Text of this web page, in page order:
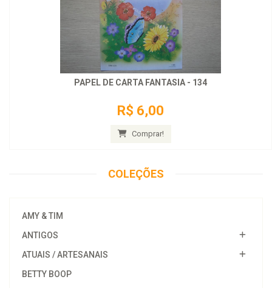
PAPEL DE CARTA FANTASIA - 134
R$ 6,00
Comprar!
COLEÇÕES
AMY & TIM
ANTIGOS
ATUAIS / ARTESANAIS
BETTY BOOP